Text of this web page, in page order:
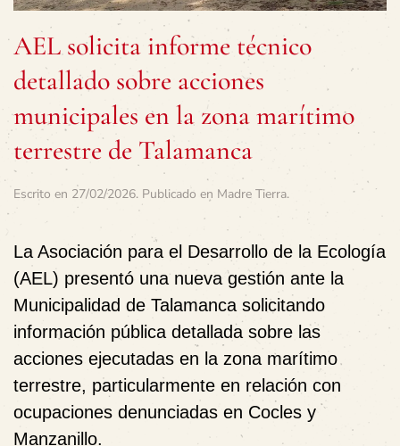
AEL solicita informe técnico
detallado sobre acciones
municipales en la zona marítimo
terrestre de Talamanca
Escrito en 27/02/2026. Publicado en Madre Tierra.
La Asociación para el Desarrollo de la Ecología
(AEL) presentó una nueva gestión ante la
Municipalidad de Talamanca solicitando
información pública detallada sobre las
acciones ejecutadas en la zona marítimo
terrestre, particularmente en relación con
ocupaciones denunciadas en Cocles y
Manzanillo.